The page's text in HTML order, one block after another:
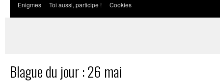
Enigmes Toi aussi, participe ! Cookies
Blague du jour : 26 mai